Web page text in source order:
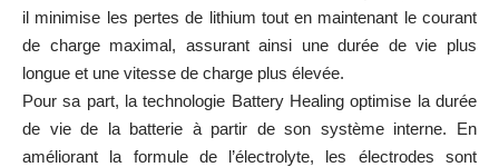
il minimise les pertes de lithium tout en maintenant le courant
de charge maximal, assurant ainsi une durée de vie plus
longue et une vitesse de charge plus élevée.
Pour sa part, la technologie Battery Healing optimise la durée
de vie de la batterie à partir de son système interne. En
améliorant la formule de l’électrolyte, les électrodes sont